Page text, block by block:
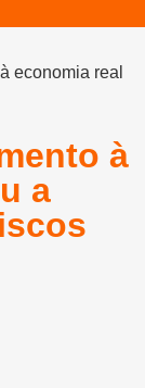
economia real
à
a